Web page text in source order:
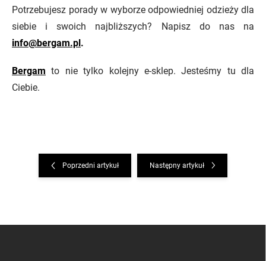
Potrzebujesz porady w wyborze odpowiedniej odzieży dla
siebie i swoich najbliższych? Napisz do nas na
info@bergam.pl.
Bergam to nie tylko kolejny e-sklep. Jesteśmy tu dla
Ciebie.
Poprzedni artykuł Następny artykuł